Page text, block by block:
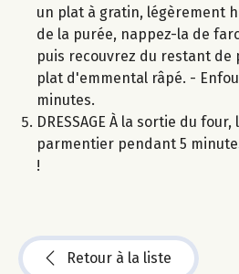
un plat à gratin, légèrement
de la purée, nappez-la de
puis recouvrez du restant de
plat d'emmental râpé. -
minutes.
DRESSAGE À la sortie du
parmentier pendant 5
!
Retour à la liste